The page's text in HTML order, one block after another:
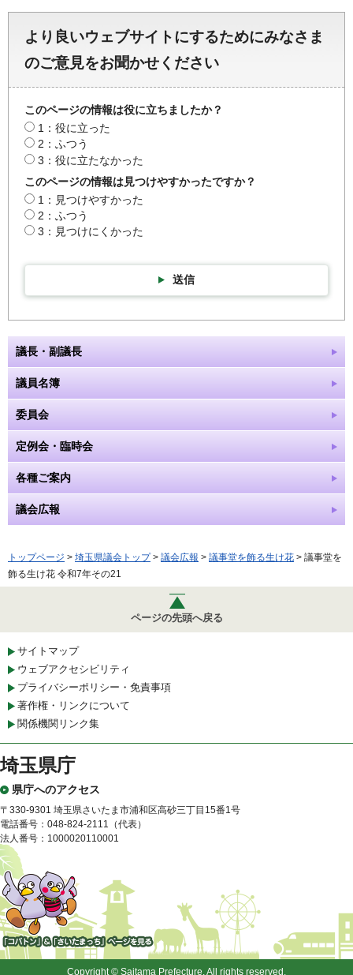
より良いウェブサイトにするためにみなさま
のご意見をお聞かせください
このページの情報は役に立ちましたか？
1：役に立った
2：ふつう
3：役に立たなかった
このページの情報は見つけやすかったですか？
1：見つけやすかった
2：ふつう
3：見つけにくかった
送信
議長・副議長
議員名簿
委員会
定例会・臨時会
各種ご案内
議会広報
トップページ > 埼玉県議会トップ> 議会広報 > 議事堂を飾る生け花 > 議事堂を
飾る生け花 令和7年その21
ページの先頭へ戻る
サイトマップ
ウェブアクセシビリティ
プライバシーポリシー・免責事項
著作権・リンクについて
関係機関リンク集
埼玉県庁
県庁へのアクセス
〒330-9301 埼玉県さいたま市浦和区高砂三丁目15番1号
電話番号：048-824-2111（代表）
法人番号：1000020110001
「コバトン」&「さいたまっ
Copyright © Saitama Prefecture. All rights reserved.